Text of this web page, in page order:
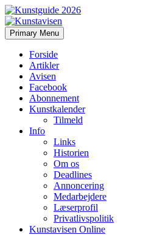
Kunstavisen
Search
Primary Menu Skip
to
Forside
Artikler
Avisen
Facebook
Abonnement
Kunstkalender
Tilmeld
Info
Links
Historien
Om os
Deadlines
Annoncering
Medarbejdere
Læserprofil
Privatlivspolitik
Kunstavisen Online